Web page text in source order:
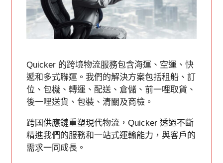
Quicker 的跨境物流服務包含海運、空運、快
遞和多式聯運。我們的解決方案包括租船、訂
位、包機、轉運、配送、倉儲、前一哩取貨、
後一哩送貨、包裝、清關及商檢。
跨國供應鏈重塑現代物流，Quicker 透過不斷
精進我們的服務和一站式運輸能力，與客戶的
需求一同成長。